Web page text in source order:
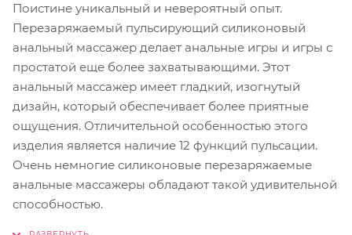
Поистине уникальный и невероятный опыт.
Перезаряжаемый пульсирующий силиконовый
анальный массажер делает анальные игры и игры с
простатой еще более захватывающими. Этот
анальный массажер имеет гладкий, изогнутый
дизайн, который обеспечивает более приятные
ощущения. Отличительной особенностью этого
изделия является наличие 12 функций пульсации.
Очень немногие силиконовые перезаряжаемые
анальные массажеры обладают такой удивительной
способностью.